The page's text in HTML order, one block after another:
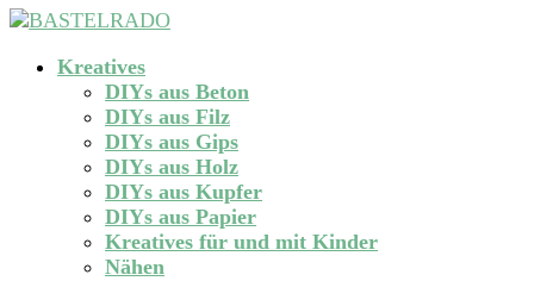
Kreatives
DIYs aus Beton
DIYs aus Filz
DIYs aus Gips
DIYs aus Holz
DIYs aus Kupfer
DIYs aus Papier
Kreatives für und mit Kinder
Nähen